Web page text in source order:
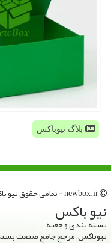
بلاگ نیوباکس
نیو باكس
بسته بندی و جعبه
نیوباکس، مرجع جامع صنعت